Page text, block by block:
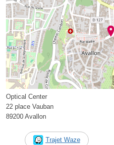
Optical Center
22 place Vauban
89200 Avallon
Trajet Waze